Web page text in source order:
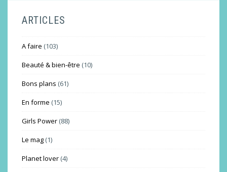
ARTICLES
A faire (103)
Beauté & bien-être (10)
Bons plans (61)
En forme (15)
Girls Power (88)
Le mag (1)
Planet lover (4)